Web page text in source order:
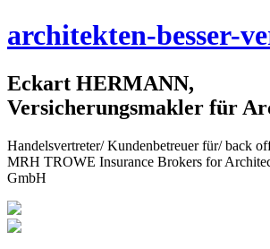
to
architekten-besser-
Eckart HERMANN,
Versicherungsmakler für
Handelsvertreter/ Kundenbetreuer für/ back
MRH TROWE Insurance Brokers for
GmbH